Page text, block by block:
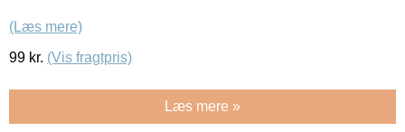
(Læs mere)
99 kr. (Vis fragtpris)
Læs mere »